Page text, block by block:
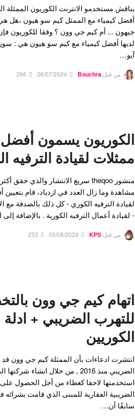
يناقش مستخدمو الانترنت الكوريون الممثلة
أفضل كيمياء مع الممثل كيم سو هيون ،هل
جيهون ... أم كيم جي وون ؟ وفقا للكوريون
لديها أفضل كيمياء مع كيم سو هيون هي :
آيو…
من قبل Bouchra
06/07/2024
266
ممثلات لقيادة الترفيه
لقيادة الترفيه الكوري - كل ذلك بالصدفة مع
- لقيادة أعمال الترفيه الكورية . بالإضافة
من قبل KPS
05/08/2024
233
اتهام كيم جي وون
للتهرب الضريبي + ادلة
الكوريين
انتشرت ادعاءات بأن الممثلة كيم جي وون
الضريبي منذ 2016 , من خلال انشاء
استخدمتها لاحقا كغطاء من أجل الحصول على
سابقًا أن…